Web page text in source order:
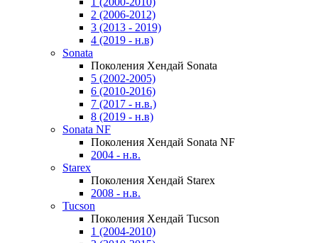
2 (2006-2012)
3 (2013 - 2019)
4 (2019 - н.в)
Sonata
Поколения Хендай Sonata
5 (2002-2005)
6 (2010-2016)
7 (2017 - н.в.)
8 (2019 - н.в)
Sonata NF
Поколения Хендай Sonata NF
2004 - н.в.
Starex
Поколения Хендай Starex
2008 - н.в.
Tucson
Поколения Хендай Tucson
1 (2004-2010)